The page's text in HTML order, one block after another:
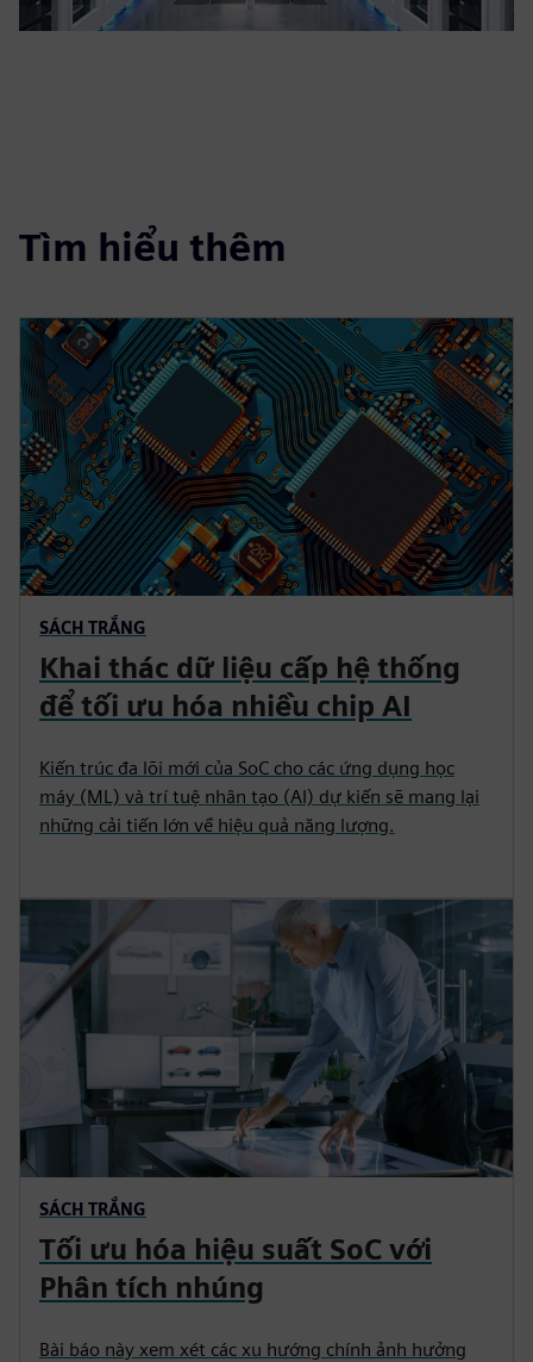
Tìm hiểu thêm
SÁCH TRẮNG
Khai thác dữ liệu cấp hệ thống
để tối ưu hóa nhiều chip AI
Kiến trúc đa lõi mới của SoC cho các ứng dụng học
máy (ML) và trí tuệ nhân tạo (AI) dự kiến sẽ mang lại
những cải tiến lớn về hiệu quả năng lượng.
SÁCH TRẮNG
Tối ưu hóa hiệu suất SoC với
Phân tích nhúng
Bài báo này xem xét các xu hướng chính ảnh hưởng